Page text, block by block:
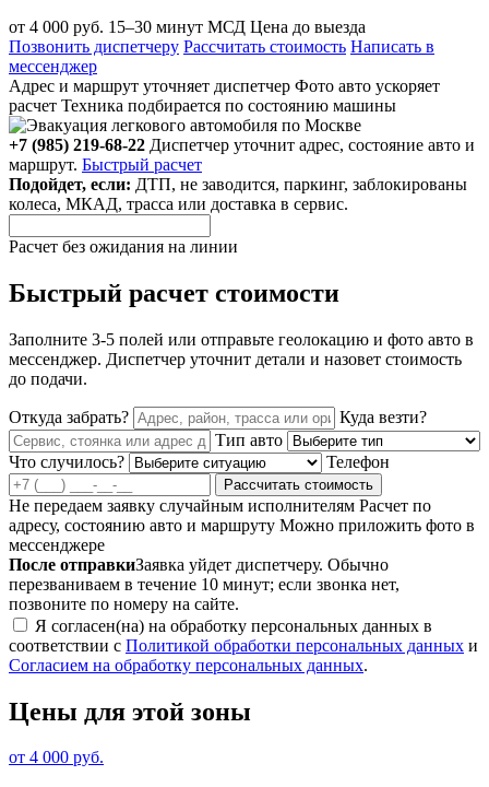
от 4 000 руб. 15–30 минут МСД Цена до выезда
Позвонить диспетчеру Рассчитать стоимость Написать в
мессенджер
Адрес и маршрут уточняет диспетчер Фото авто ускоряет
расчет Техника подбирается по состоянию машины
+7 (985) 219-68-22 Диспетчер уточнит адрес, состояние авто и
маршрут. Быстрый расчет
Подойдет, если: ДТП, не заводится, паркинг, заблокированы
колеса, МКАД, трасса или доставка в сервис.
Расчет без ожидания на линии
Быстрый расчет стоимости
Заполните 3-5 полей или отправьте геолокацию и фото авто в
мессенджер. Диспетчер уточнит детали и назовет стоимость
до подачи.
Откуда забрать?
Куда везти?
Тип авто
Что случилось?
Телефон
Рассчитать стоимость
Не передаем заявку случайным исполнителям Расчет по
адресу, состоянию авто и маршруту Можно приложить фото в
мессенджере
После отправкиЗаявка уйдет диспетчеру. Обычно
перезваниваем в течение 10 минут; если звонка нет,
позвоните по номеру на сайте.
Я согласен(на) на обработку персональных данных в
соответствии с Политикой обработки персональных данных и
Согласием на обработку персональных данных.
Цены для этой зоны
от 4 000 руб.